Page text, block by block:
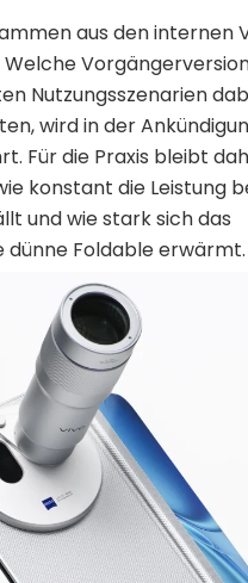
aus den internen
Nutzungsszenarien
wird in der
Für die Praxis bleibt
konstant die Leistung
und wie stark sich das
dünne Foldable erwärmt.